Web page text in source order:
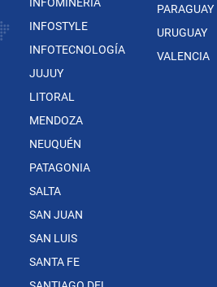
INFOMINERIA
INFOSTYLE
INFOTECNOLOGÍA
JUJUY
LITORAL
MENDOZA
NEUQUÉN
PATAGONIA
SALTA
SAN JUAN
SAN LUIS
SANTA FE
PARAGUAY
URUGUAY
VALENCIA